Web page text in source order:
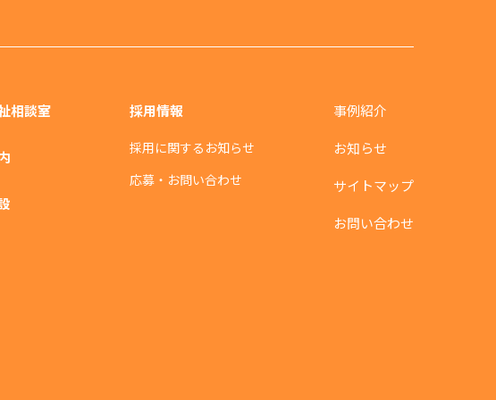
相談室 採用情報
採用に関するお知らせ
応募・お問い合わせ
事例紹介
お知らせ
サイトマップ
お問い合わせ